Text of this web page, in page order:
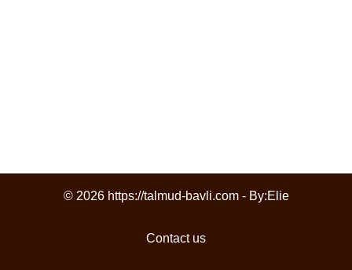
© 2026 https://talmud-bavli.com - By:Elie
Contact us